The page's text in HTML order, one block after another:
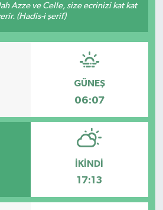
Azze ve Celle, size ecrinizi kat kat
(Hadis-i şerif)
GÜNEŞ
06:07
İKINDI
17:13